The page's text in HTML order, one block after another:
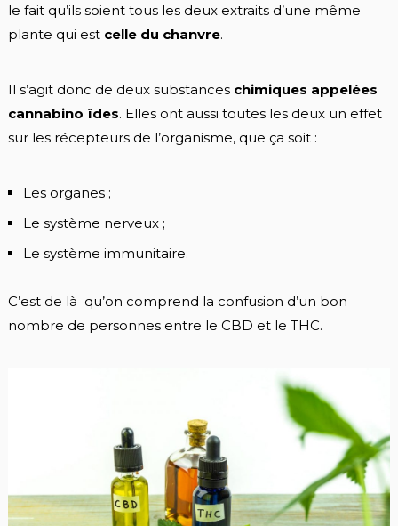
le fait qu’ils soient tous les deux extraits d’une même
plante qui estcelle du chanvre.
Il s’agit donc de deux substanceschimiques appelées
cannabino ïdes. Elles ont aussi toutes les deux un effet
sur les récepteurs de l’organisme, que ça soit :
Les organes ;
Le système nerveux ;
Le système immunitaire.
C’est de là qu’on comprend la confusion d’un bon
nombre de personnes entre le CBD et le THC.